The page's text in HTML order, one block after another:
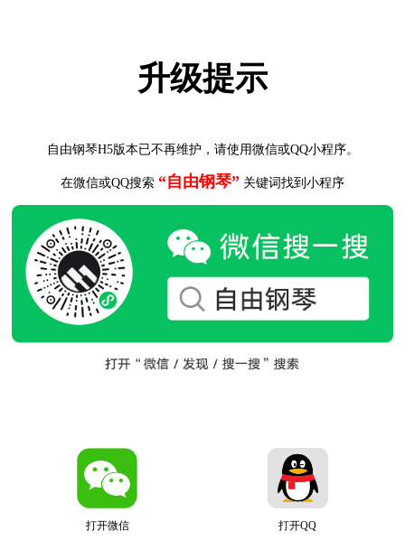
升级提示
自由钢琴H5版本已不再维护，请使用微信或QQ小程序。
在微信或QQ搜索 “自由钢琴” 关键词找到小程序
打开微信 打开QQ